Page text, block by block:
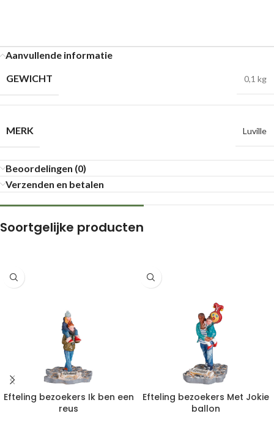
Aanvullende informatie
GEWICHT
0,1 kg
MERK Luville
Beoordelingen (0)
Verzenden en betalen
Soortgelijke producten
Efteling bezoekers Ik ben een
reus
Efteling bezoekers Met Jokie
ballon